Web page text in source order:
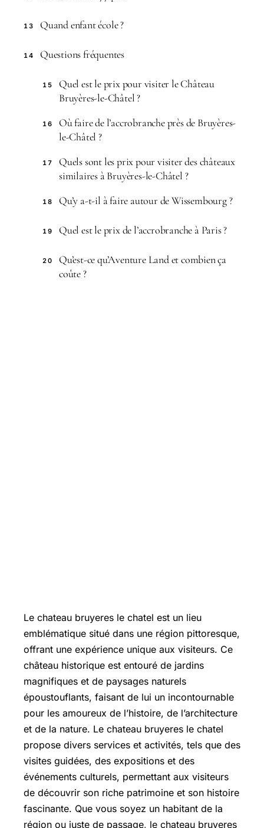
13 Quand enfant école ?
14 Questions fréquentes
15
Quel est le prix pour visiter le Château
Bruyères-le-Châtel ?
16
Où faire de l’accrobranche près de Bruyères-
le-Châtel ?
17
Quels sont les prix pour visiter des châteaux
similaires à Bruyères-le-Châtel ?
18 Qu’y a-t-il à faire autour de Wissembourg ?
19 Quel est le prix de l’accrobranche à Paris ?
20
Qu’est-ce qu’Aventure Land et combien ça
coûte ?
Le chateau bruyeres le chatel est un lieu
emblématique situé dans une région pittoresque,
offrant une expérience unique aux visiteurs. Ce
château historique est entouré de jardins
magnifiques et de paysages naturels
époustouflants, faisant de lui un incontournable
pour les amoureux de l’histoire, de l’architecture
et de la nature. Le chateau bruyeres le chatel
propose divers services et activités, tels que des
visites guidées, des expositions et des
événements culturels, permettant aux visiteurs
de découvrir son riche patrimoine et son histoire
fascinante. Que vous soyez un habitant de la
région ou juste de passage, le chateau bruyeres